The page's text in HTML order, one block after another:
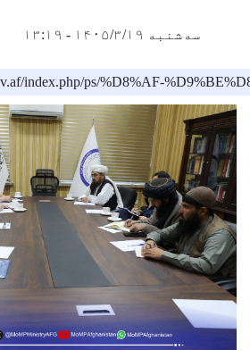
سه‌شنبه ۱۴۰۵/۳/۱۹ - ۱۳:۱۹
index.php/ps/%D8%AF-